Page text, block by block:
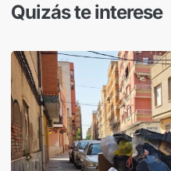
Quizás te interese